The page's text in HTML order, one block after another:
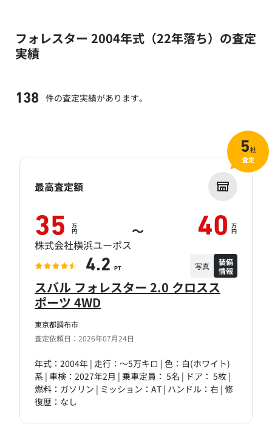
フォレスター 2004年式（22年落ち）の査定
実績
138 件の査定実績があります。
東京都調布市
査定依頼日：2026年07月24日
スバル フォレスター 2.0 クロスス
ポーツ 4WD
年式：2004年 | 走行：～5万キロ | 色：白(ホワイト)
系 | 車検：2027年2月 | 乗車定員： 5名 | ドア： 5枚 |
燃料：ガソリン | ミッション：AT | ハンドル：右 | 修
復歴：なし
最高査定額
35 万
円 ～ 40 万
円
株式会社横浜ユーポス
4.2 PT 写真
装備
情報
5社
査定